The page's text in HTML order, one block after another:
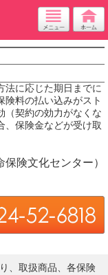
法に応じた期日までに
険料の払い込みがスト
（契約の効力がなくな
、保険金などが受け取
保険文化センター）
、取扱商品、各保険